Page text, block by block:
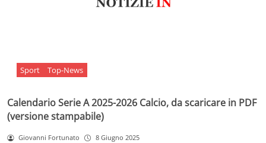
Sport Top-News
Calendario Serie A 2025-2026 Calcio, da scaricare in PDF
(versione stampabile)
Giovanni Fortunato 8 Giugno 2025